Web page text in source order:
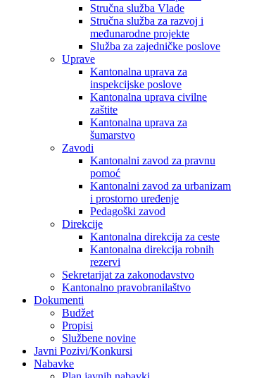
Stručna služba Vlade
Stručna služba za razvoj i
međunarodne projekte
Služba za zajedničke poslove
Uprave
Kantonalna uprava za
inspekcijske poslove
Kantonalna uprava civilne
zaštite
Kantonalna uprava za
šumarstvo
Zavodi
Kantonalni zavod za pravnu
pomoć
Kantonalni zavod za urbanizam
i prostorno uređenje
Pedagoški zavod
Direkcije
Kantonalna direkcija za ceste
Kantonalna direkcija robnih
rezervi
Sekretarijat za zakonodavstvo
Kantonalno pravobranilaštvo
Dokumenti
Budžet
Propisi
Službene novine
Javni Pozivi/Konkursi
Nabavke